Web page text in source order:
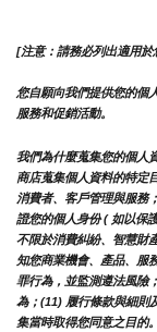
[注意：請務必列出適用於
您自願向我們提供您的個
服務和促銷活動。
我們為什麼蒐集您的個人
商店蒐集個人資料的特定
消費者、客戶管理與服務
證您的個人身份 ( 如以保
不限於消費糾紛、智慧財
知您商業機會、產品、服
罪行為，並監測遵法風險
為；(11) 履行條款與細則
集當時取得您同意之目的。